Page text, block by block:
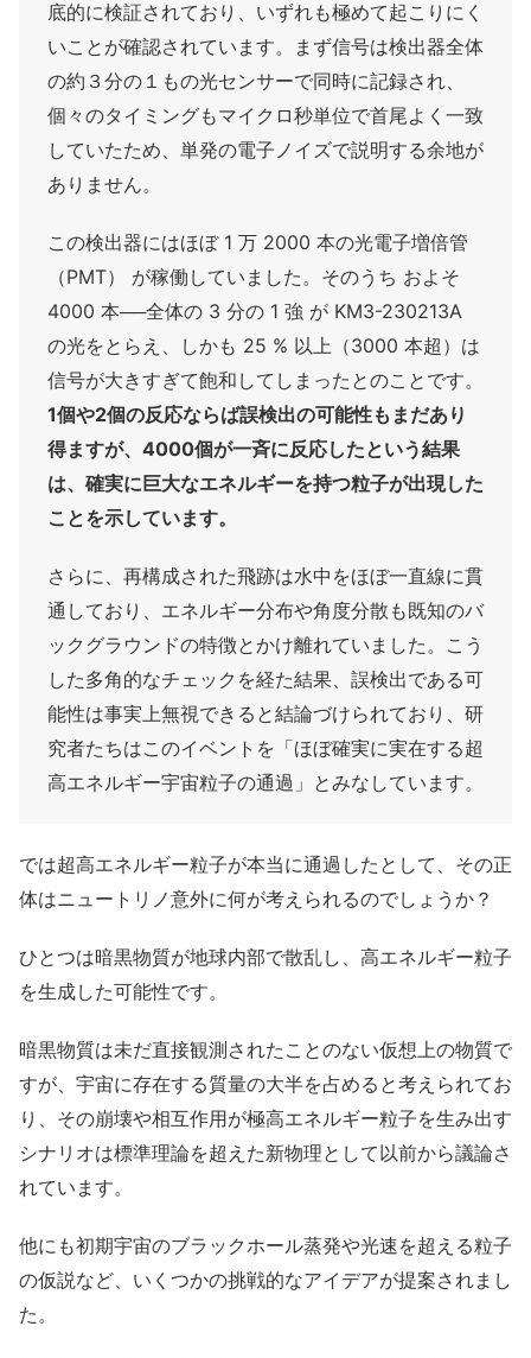
底的に検証されており、いずれも極めて起こりにく
いことが確認されています。まず信号は検出器全体
の約３分の１もの光センサーで同時に記録され、
個々のタイミングもマイクロ秒単位で首尾よく一致
していたため、単発の電子ノイズで説明する余地が
ありません。
この検出器にはほぼ 1 万 2000 本の光電子増倍管
（PMT） が稼働していました。そのうち およそ
4000 本──全体の 3 分の 1 強 が KM3-230213A
の光をとらえ、しかも 25 % 以上（3000 本超）は
信号が大きすぎて飽和してしまったとのことです。
1個や2個の反応ならば誤検出の可能性もまだあり
得ますが、4000個が一斉に反応したという結果
は、確実に巨大なエネルギーを持つ粒子が出現した
ことを示しています。
さらに、再構成された飛跡は水中をほぼ一直線に貫
通しており、エネルギー分布や角度分散も既知のバ
ックグラウンドの特徴とかけ離れていました。こう
した多角的なチェックを経た結果、誤検出である可
能性は事実上無視できると結論づけられており、研
究者たちはこのイベントを「ほぼ確実に実在する超
高エネルギー宇宙粒子の通過」とみなしています。
では超高エネルギー粒子が本当に通過したとして、その正
体はニュートリノ意外に何が考えられるのでしょうか？
ひとつは暗黒物質が地球内部で散乱し、高エネルギー粒子
を生成した可能性です。
暗黒物質は未だ直接観測されたことのない仮想上の物質で
すが、宇宙に存在する質量の大半を占めると考えられてお
り、その崩壊や相互作用が極高エネルギー粒子を生み出す
シナリオは標準理論を超えた新物理として以前から議論さ
れています。
他にも初期宇宙のブラックホール蒸発や光速を超える粒子
の仮説など、いくつかの挑戦的なアイデアが提案されまし
た。